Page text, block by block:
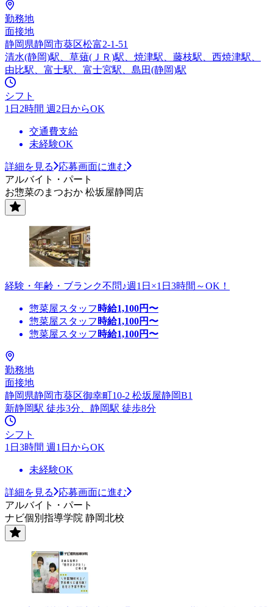
勤務地
面接地
静岡県静岡市葵区松富2-1-51
清水(静岡)駅、草薙(ＪＲ)駅、焼津駅、藤枝駅、西焼津駅、
由比駅、富士駅、富士宮駅、島田(静岡)駅
シフト
1日2時間 週2日からOK
交通費支給
未経験OK
詳細を見る
応募画面に進む
アルバイト・パート
お惣菜のまつおか 松坂屋静岡店
経験・年齢・ブランク不問♪週1日×1日3時間～OK！
惣菜屋スタッフ 時給1,100円〜
惣菜屋スタッフ 時給1,100円〜
惣菜屋スタッフ 時給1,100円〜
勤務地
面接地
静岡県静岡市葵区御幸町10-2 松坂屋静岡B1
新静岡駅 徒歩3分、静岡駅 徒歩8分
シフト
1日3時間 週1日からOK
未経験OK
詳細を見る
応募画面に進む
アルバイト・パート
ナビ個別指導学院 静岡北校